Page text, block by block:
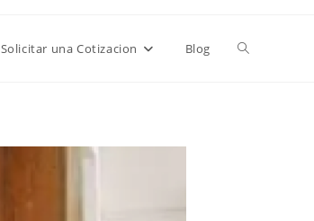
Solicitar una Cotizacion Blog